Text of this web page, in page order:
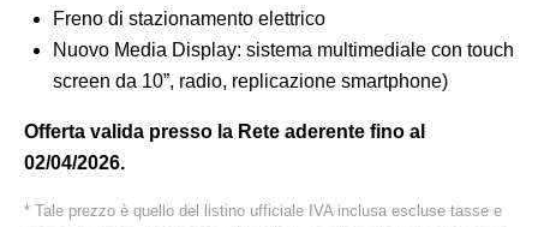
Freno di stazionamento elettrico
Nuovo Media Display: sistema multimediale con touch
screen da 10”, radio, replicazione smartphone)
Offerta valida presso la Rete aderente fino al
02/04/2026.
* Tale prezzo è quello del listino ufficiale IVA inclusa escluse tasse e